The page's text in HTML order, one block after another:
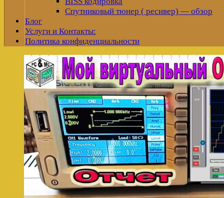
Спутниковый тюнер ( ресивер) — обзор
Блог
Услуги и Контакты:
Политика конфиденциальности